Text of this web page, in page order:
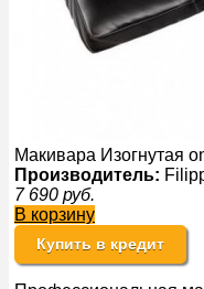
Макивара Изогнутая
Производитель:
7 690 руб.
В корзину
Купить в кредит